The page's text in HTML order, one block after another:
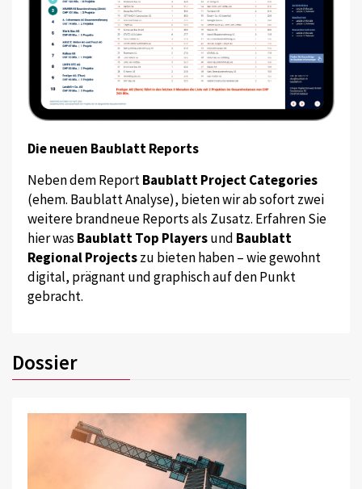
Die neuen Baublatt Reports
Neben dem ReportBaublatt Project Categories
(ehem. Baublatt Analyse), bieten wir ab sofort zwei
weitere brandneue Reports als Zusatz. Erfahren Sie
hier was Baublatt Top Playersund Baublatt
Regional Projectszu bieten haben – wie gewohnt
digital, prägnant und graphisch auf den Punkt
gebracht.
Dossier